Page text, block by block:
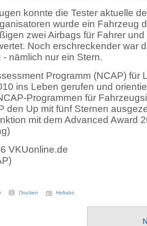
konnte die Tester aktuelle
wurde ein Fahrzeug
zwei Airbags für Fahrer
Noch erschreckender war
nämlich nur ein Stern.
Programm (NCAP) für
ins Leben gerufen und
Programmen für
den Up mit fünf Sternen
mit dem Advanced Award
VKUonline.de
Drucken Heftabo